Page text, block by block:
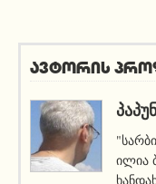
ავტორის
ილია